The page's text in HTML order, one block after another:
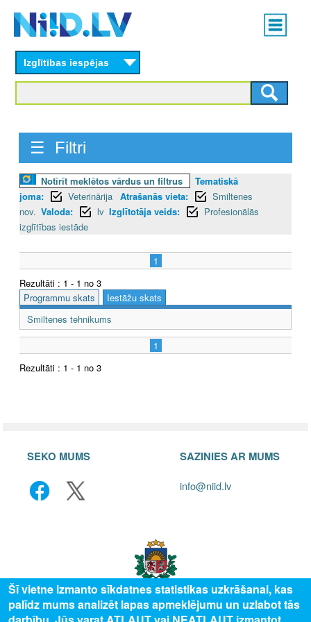
content
Main
menu
Izglītības iespējas
☰ Filtri
Notīrīt meklētos vārdus un filtrus
Tematiskā
joma:
Veterinārija Atrašanās vieta:
Smiltenes
nov. Valoda: lv Izglītotāja veids:
Profesionālās
izglītības iestāde
1
Rezultāti : 1 - 1 no 3
Programmu skats
Iestāžu skats
Smiltenes tehnikums
1
Rezultāti : 1 - 1 no 3
SEKO MUMS SAZINIES AR MUMS
info@niid.lv
Šī vietne izmanto sīkdatnes statistikas uzkrāšanai, kas
palīdz mums analizēt lapas apmeklējumu un uzlabot tās